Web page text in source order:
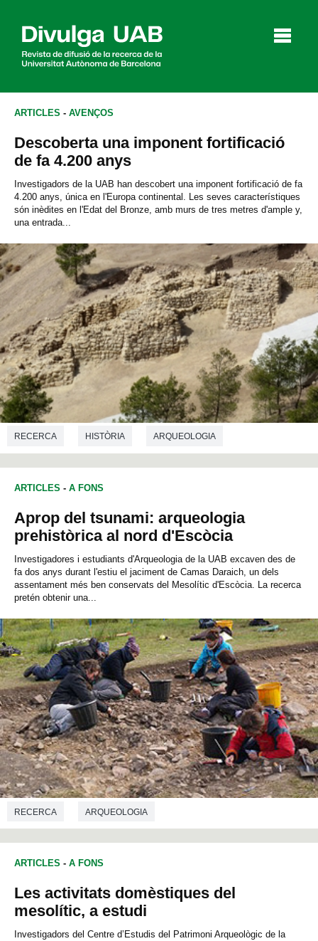
Agenda
English Español
CERCAR
ARTICLES - AVENÇOS
Descoberta una imponent fortificació
de fa 4.200 anys
Investigadors de la UAB han descobert una imponent fortificació de fa
4.200 anys, única en l'Europa continental. Les seves característiques
són inèdites en l'Edat del Bronze, amb murs de tres metres d'ample y,
una entrada...
RECERCA HISTÒRIA ARQUEOLOGIA
ARTICLES - A FONS
Aprop del tsunami: arqueologia
prehistòrica al nord d'Escòcia
Investigadores i estudiants d'Arqueologia de la UAB excaven des de
fa dos anys durant l'estiu el jaciment de Camas Daraich, un dels
assentament més ben conservats del Mesolític d'Escòcia. La recerca
pretén obtenir una...
RECERCA ARQUEOLOGIA
ARTICLES - A FONS
Les activitats domèstiques del
mesolític, a estudi
Investigadors del Centre d’Estudis del Patrimoni Arqueològic de la